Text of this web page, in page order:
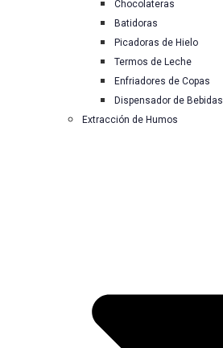
Chocolateras
Batidoras
Picadoras de Hielo
Termos de Leche
Enfriadores de Copas
Dispensador de Bebidas
Extracción de Humos